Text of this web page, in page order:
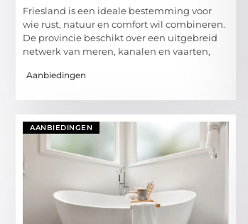
Friesland is een ideale bestemming voor
wie rust, natuur en comfort wil combineren.
De provincie beschikt over een uitgebreid
netwerk van meren, kanalen en vaarten,
Aanbiedingen
AANBIEDINGEN